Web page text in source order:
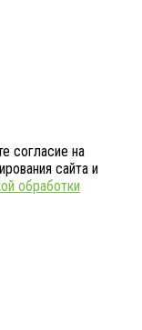
согласие на
сайта и
обработки